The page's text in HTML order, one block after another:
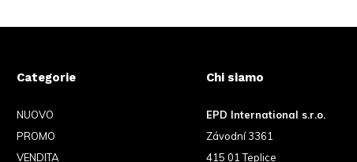
Categorie
NUOVO
PROMO
VENDITA
Chi siamo
EPD International s.r.o.
Závodní 3361
415 01 Teplice